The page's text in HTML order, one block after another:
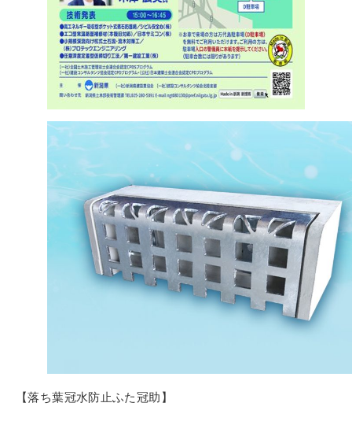
【落ち葉冠水防止ふた冠助】